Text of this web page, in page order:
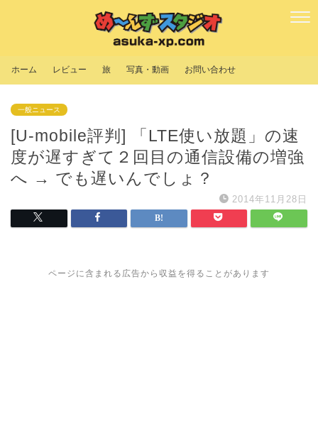
ホーム レビュー 旅 写真・動画 お問い合わせ
一般ニュース
[U-mobile評判] 「LTE使い放題」の速
度が遅すぎて２回目の通信設備の増強
へ → でも遅いんでしょ？
2014年11月28日
ページに含まれる広告から収益を得ることがあります